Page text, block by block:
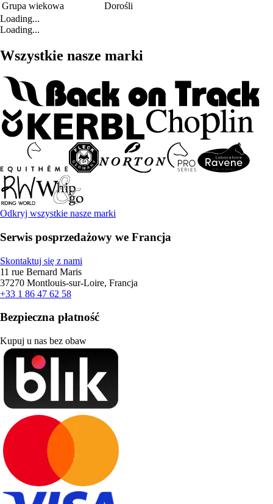
Grupa wiekowa
Dorośli
Loading...
Loading...
Wszystkie nasze marki
Odkryj wszystkie nasze marki
Serwis posprzedażowy we Francja
Skontaktuj się z nami
11 rue Bernard Maris
37270 Montlouis-sur-Loire, Francja
+33 1 86 47 62 58
Bezpieczna płatność
Kupuj u nas bez obaw